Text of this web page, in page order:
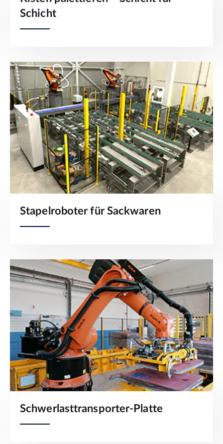
Schicht
Stapelroboter für Sackwaren
Schwerlasttransporter-Platte